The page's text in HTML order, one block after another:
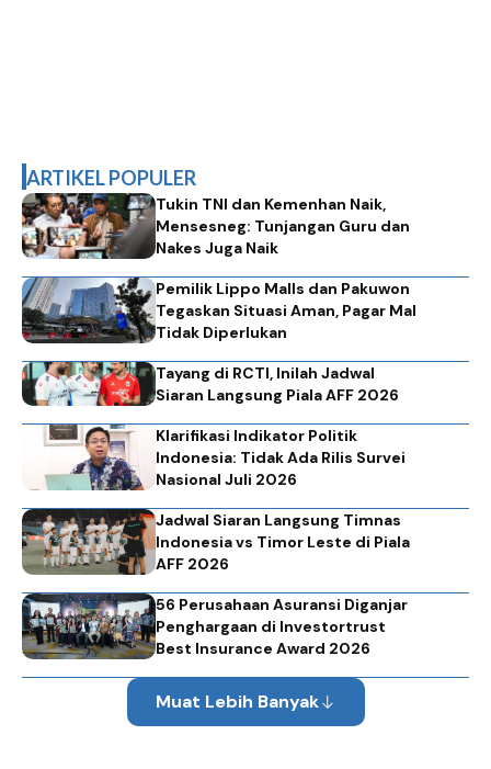
ARTIKEL POPULER
Tukin TNI dan Kemenhan Naik,
Mensesneg: Tunjangan Guru dan
Nakes Juga Naik
Pemilik Lippo Malls dan Pakuwon
Tegaskan Situasi Aman, Pagar Mal
Tidak Diperlukan
Tayang di RCTI, Inilah Jadwal
Siaran Langsung Piala AFF 2026
Klarifikasi Indikator Politik
Indonesia: Tidak Ada Rilis Survei
Nasional Juli 2026
Jadwal Siaran Langsung Timnas
Indonesia vs Timor Leste di Piala
AFF 2026
56 Perusahaan Asuransi Diganjar
Penghargaan di Investortrust
Best Insurance Award 2026
Muat Lebih Banyak